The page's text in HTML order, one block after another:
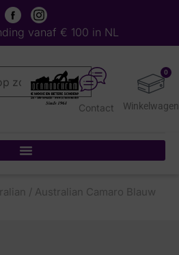
vanaf € 100 in NL
0
Contact
/ Australian Camaro Blauw